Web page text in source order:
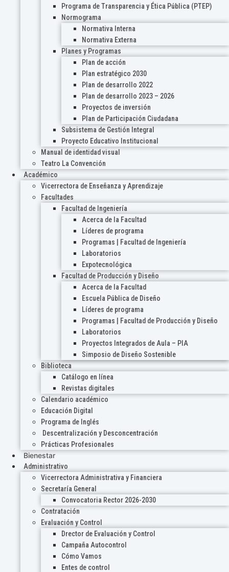
Programa de Transparencia y Ética Pública (PTEP)
Normograma
Normativa Interna
Normativa Externa
Planes y Programas
Plan de acción
Plan estratégico 2030
Plan de desarrollo 2022
Plan de desarrollo 2023 – 2026
Proyectos de inversión
Plan de Participación Ciudadana
Subsistema de Gestión Integral
Proyecto Educativo Institucional
Manual de identidad visual
Teatro La Convención
Académico
Vicerrectora de Enseñanza y Aprendizaje
Facultades
Facultad de Ingeniería
Acerca de la Facultad
Líderes de programa
Programas | Facultad de Ingeniería
Laboratorios
Expotecnológica
Facultad de Producción y Diseño
Acerca de la Facultad
Escuela Pública de Diseño
Líderes de programa
Programas | Facultad de Producción y Diseño
Laboratorios
Proyectos Integrados de Aula – PIA
Simposio de Diseño Sostenible
Biblioteca
Catálogo en línea
Revistas digitales
Calendario académico
Educación Digital
Programa de Inglés
Descentralización y Desconcentración
Prácticas Profesionales
Bienestar
Administrativo
Vicerrectora Administrativa y Financiera
Secretaría General
Convocatoria Rector 2026-2030
Contratación
Evaluación y Control
Drector de Evaluación y Control
Campaña Autocontrol
Cómo Vamos
Entes de control